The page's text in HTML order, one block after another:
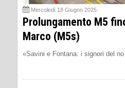
Mercoledì 18 Giugno 2025
Prolungamento M5
Marco (M5s)
«Savini e Fontana: i signori del